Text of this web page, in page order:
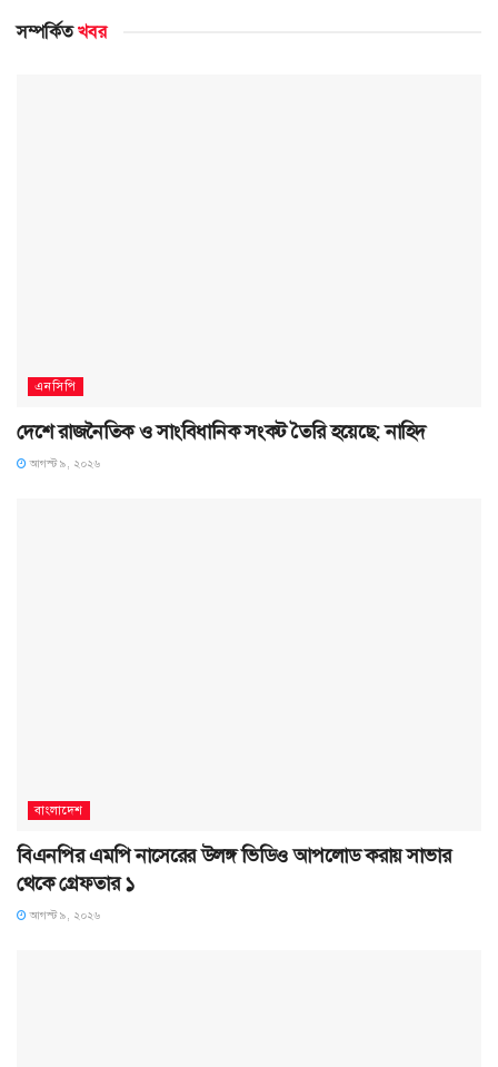
সম্পর্কিতখবর
এনসিপি
দেশে রাজনৈতিক ও সাংবিধানিক সংকট তৈরি হয়েছে: নাহিদ
আগস্ট ৯, ২০২৬
বাংলাদেশ
বিএনপির এমপি নাসেরের উলঙ্গ ভিডিও আপলোড করায় সাভার
থেকে গ্রেফতার ১
আগস্ট ৯, ২০২৬